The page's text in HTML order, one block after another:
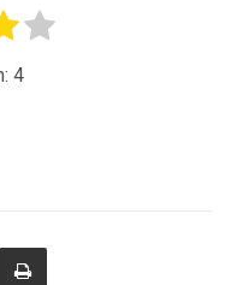
4